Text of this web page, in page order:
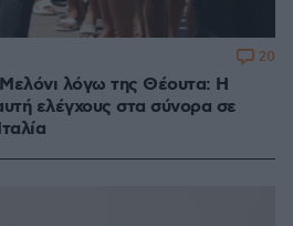
λόγω της Θέουτα: Η
ελέγχους στα σύνορα σε
20